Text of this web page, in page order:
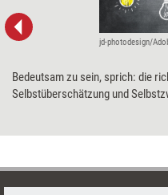
jd-photodesign/
Bedeutsam zu sein, sprich: die
Selbstüberschätzung und